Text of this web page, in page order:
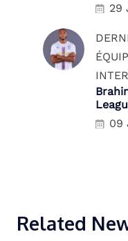
29
09
Related